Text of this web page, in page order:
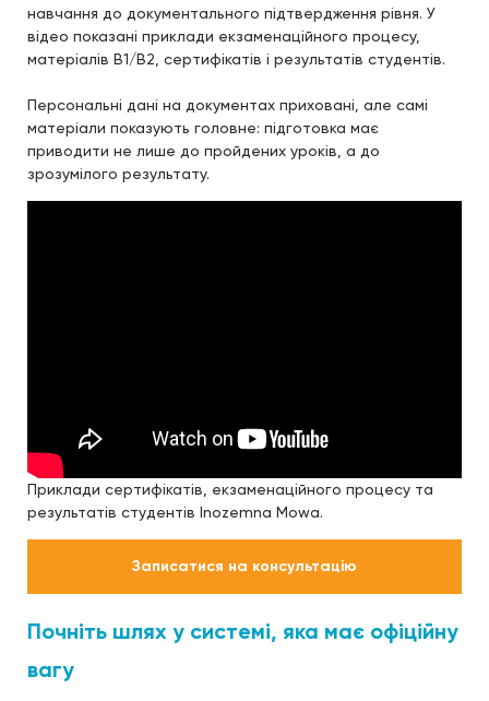
навчання до документального підтвердження рівня. У
відео показані приклади екзаменаційного процесу,
матеріалів B1/B2, сертифікатів і результатів студентів.
Персональні дані на документах приховані, але самі
матеріали показують головне: підготовка має
приводити не лише до пройдених уроків, а до
зрозумілого результату.
Приклади сертифікатів, екзаменаційного процесу та
результатів студентів Inozemna Mowa.
Записатися на консультацію
Почніть шлях у системі, яка має офіційну
вагу